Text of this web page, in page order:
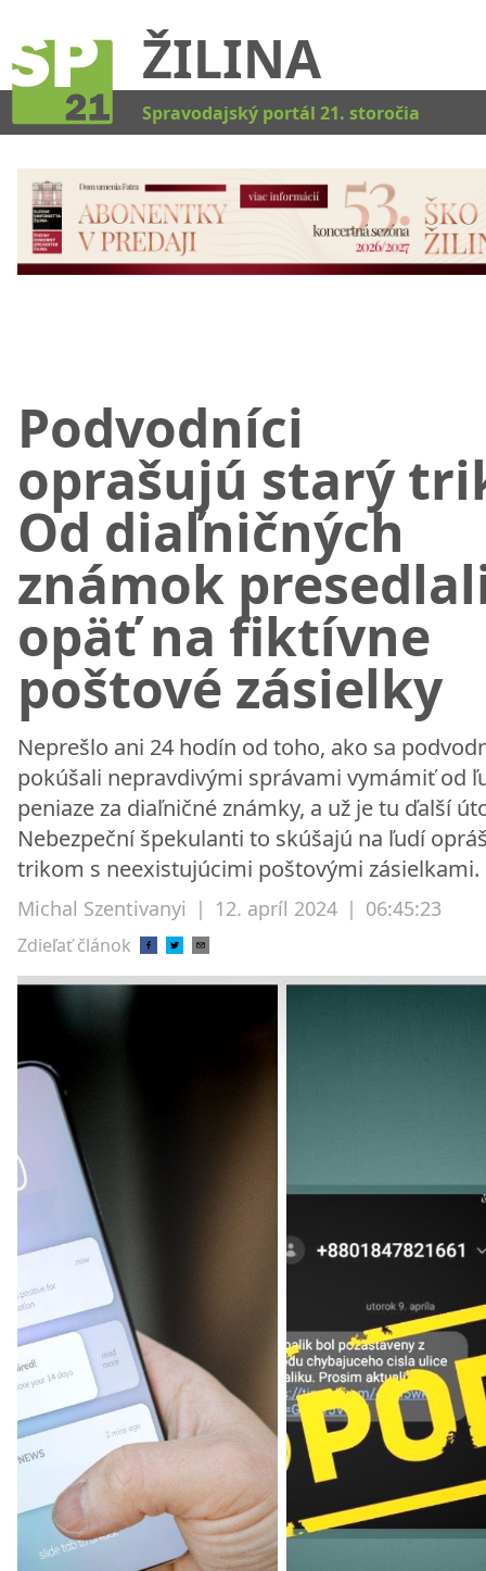
ŽILINA
Spravodajský portál 21. storočia
Podvodníci
oprašujú starý
Od diaľničných
známok
opäť na fiktívne
poštové zásielky
Neprešlo ani 24 hodín od toho, ako sa
pokúšali nepravdivými správami vymámiť od
peniaze za diaľničné známky, a už je tu ďalší
Nebezpeční špekulanti to skúšajú na ľudí
trikom s neexistujúcimi poštovými zásielkami.
Michal Szentivanyi | 12. apríl 2024 | 06:45:23
Zdieľať článok